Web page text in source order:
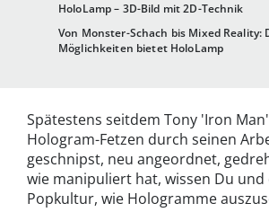
HoloLamp – 3D-Bild mit 2D-Technik
Von Monster-Schach bis Mixed Reality:
Möglichkeiten bietet HoloLamp
Spätestens seitdem Tony 'Iron
Hologram-Fetzen durch seinen
geschnipst, neu angeordnet,
wie manipuliert hat, wissen Du und
Popkultur, wie Hologramme